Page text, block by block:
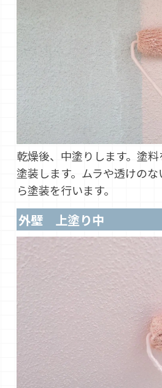
乾燥後、中塗りします。塗
塗装します。ムラや透けの
ら塗装を行います。
外壁 上塗り中